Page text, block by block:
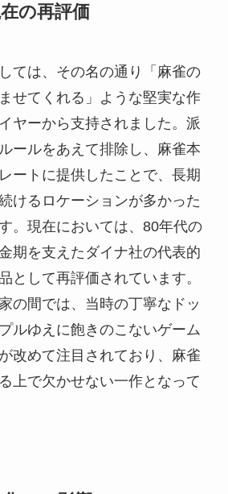
の再評価
ては、その名の通り「麻雀の
せてくれる」ような堅実な作
ヤーから支持されました。派
ールをあえて排除し、麻雀本
ートに提供したことで、長期
けるロケーションが多かった
。現在においては、80年代の
期を支えたダイナ社の代表的
として再評価されています。
の間では、当時の丁寧なドッ
ルゆえに飽きのこないゲーム
改めて注目されており、麻雀
上で欠かせない一作となって